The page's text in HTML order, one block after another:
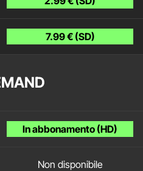
7.99 € (SD)
In abbonamento (HD)
Non disponibile